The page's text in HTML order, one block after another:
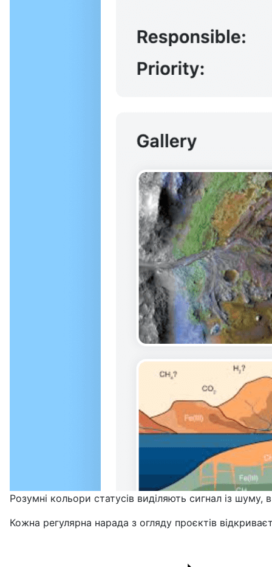
Розумні кольори статусів виділяють сигнал із
Кожна регулярна нарада з огляду проєктів